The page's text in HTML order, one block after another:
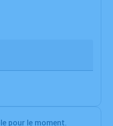
pour le moment.